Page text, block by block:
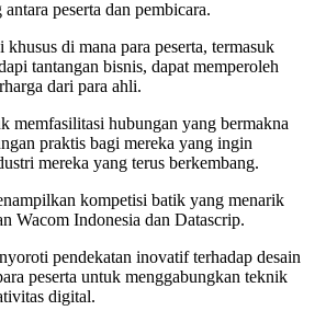
peserta dan pembicara.
di mana para peserta, termasuk
tantangan bisnis, dapat memperoleh
dari para ahli.
memfasilitasi hubungan yang bermakna
praktis bagi mereka yang ingin
mereka yang terus berkembang.
kompetisi batik yang menarik
Wacom Indonesia dan Datascrip.
pendekatan inovatif terhadap desain
peserta untuk menggabungkan teknik
digital.